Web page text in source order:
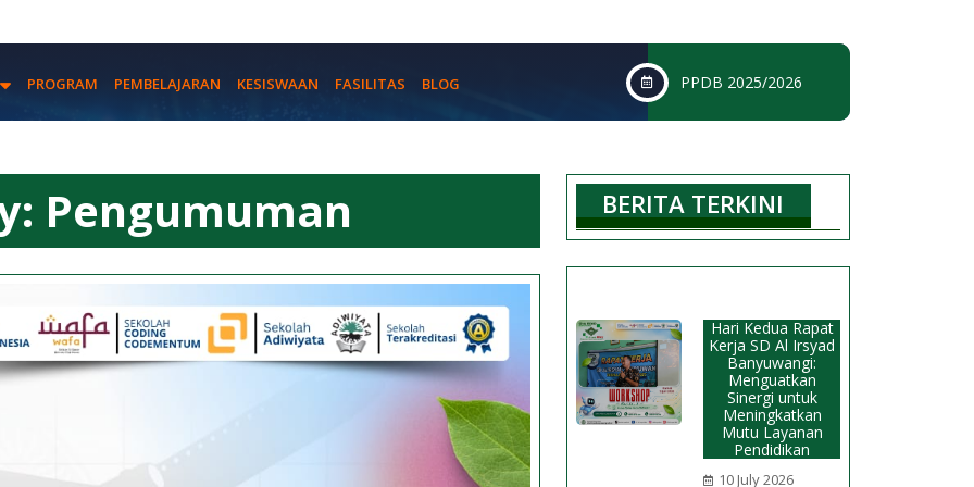
PROGRAM PEMBELAJARAN KESISWAAN FASILITAS BLOG PPDB 2025/2026
Pengumuman BERITA TERKINI
Hari Kedua Rapat
Kerja SD Al Irsyad
Banyuwangi:
Menguatkan
Sinergi untuk
Meningkatkan
Mutu Layanan
Pendidikan
10 July 2026